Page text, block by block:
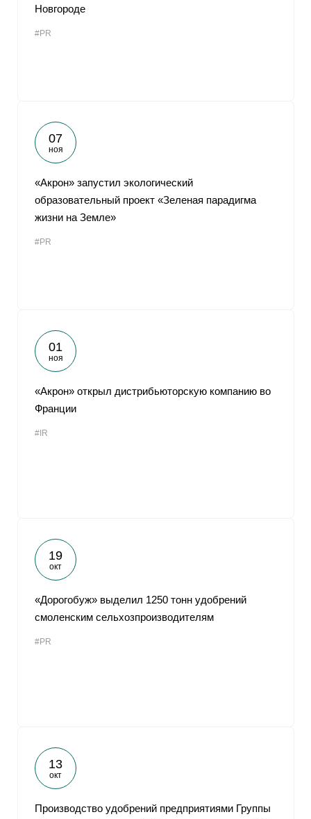
Новгороде
#PR
07
ноя
«Акрон» запустил экологический
образовательный проект «Зеленая парадигма
жизни на Земле»
#PR
01
ноя
«Акрон» открыл дистрибьюторскую компанию во
Франции
#IR
19
окт
«Дорогобуж» выделил 1250 тонн удобрений
смоленским сельхозпроизводителям
#PR
13
окт
Производство удобрений предприятиями Группы